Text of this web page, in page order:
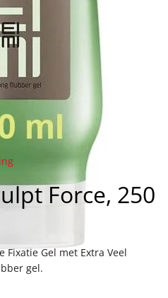
Force, 250
Fixatie Gel met Extra Veel
gel.